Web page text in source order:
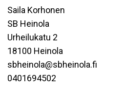
Saila Korhonen
SB Heinola
Urheilukatu 2
18100 Heinola
sbheinola@sbheinola.fi
0401694502